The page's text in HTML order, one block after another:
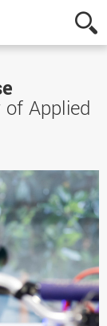
Hochschule
Osnabrück
-
Sciences
Applied